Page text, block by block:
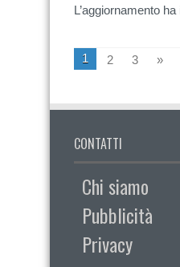
L’aggiornamento
1 2 3 »
CONTATTI
Chi siamo
Pubblicità
Privacy